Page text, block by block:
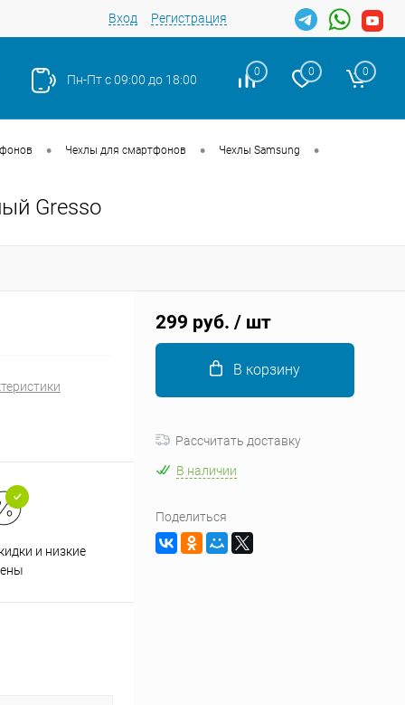
Вход Регистрация
Пн-Пт с 09:00 до 18:00
0 0 0
• Чехлы для смартфонов • Чехлы Samsung •
Gresso
и низкие
299 руб. / шт
В корзину
Рассчитать доставку
В наличии
Поделиться